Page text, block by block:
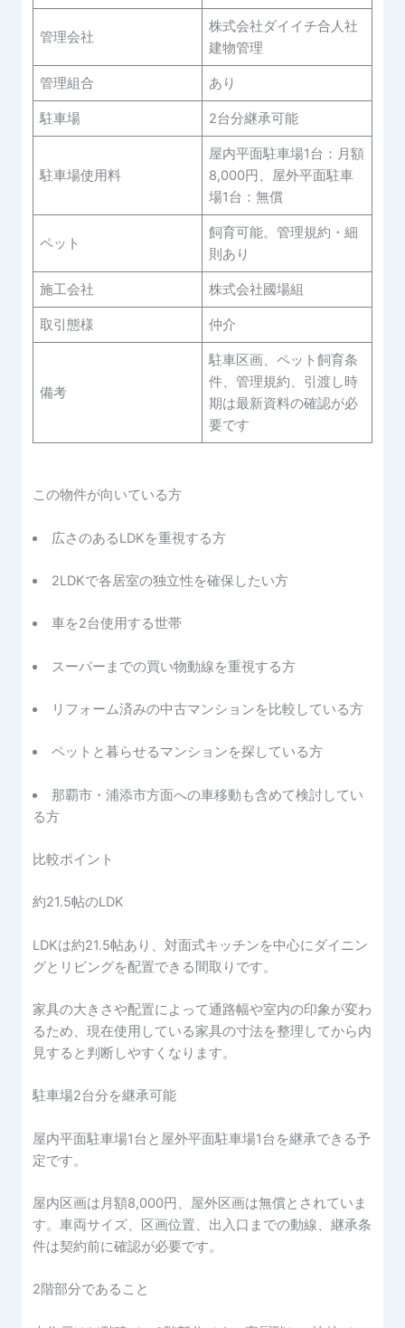
管理会社
株式会社ダイイチ合人社
建物管理
管理組合 あり
駐車場 2台分継承可能
駐車場使用料
屋内平面駐車場1台：月額
8,000円、屋外平面駐車
場1台：無償
ペット
飼育可能。管理規約・細
則あり
施工会社 株式会社國場組
取引態様 仲介
備考
駐車区画、ペット飼育条
件、管理規約、引渡し時
期は最新資料の確認が必
要です
この物件が向いている方
広さのあるLDKを重視する方
2LDKで各居室の独立性を確保したい方
車を2台使用する世帯
スーパーまでの買い物動線を重視する方
リフォーム済みの中古マンションを比較している方
ペットと暮らせるマンションを探している方
那覇市・浦添市方面への車移動も含めて検討してい
る方
比較ポイント
約21.5帖のLDK
LDKは約21.5帖あり、対面式キッチンを中心にダイニン
グとリビングを配置できる間取りです。
家具の大きさや配置によって通路幅や室内の印象が変わ
るため、現在使用している家具の寸法を整理してから内
見すると判断しやすくなります。
駐車場2台分を継承可能
屋内平面駐車場1台と屋外平面駐車場1台を継承できる予
定です。
屋内区画は月額8,000円、屋外区画は無償とされていま
す。車両サイズ、区画位置、出入口までの動線、継承条
件は契約前に確認が必要です。
2階部分であること